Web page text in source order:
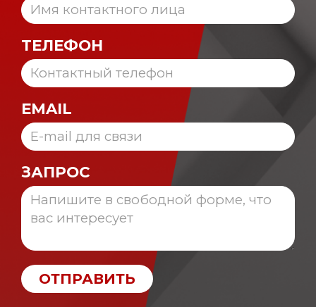
ТЕЛЕФОН
EMAIL
ЗАПРОС
ОТПРАВИТЬ